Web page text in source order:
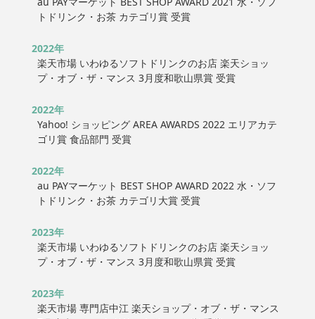
トドリンク・お茶 カテゴリ賞 受賞
2022年
楽天市場 いわゆるソフトドリンクのお店 楽天ショッ
プ・オブ・ザ・マンス 3月度和歌山県賞 受賞
2022年
Yahoo! ショッピング AREA AWARDS 2022 エリアカテ
ゴリ賞 食品部門 受賞
2022年
au PAYマーケット BEST SHOP AWARD 2022 水・ソフ
トドリンク・お茶 カテゴリ大賞 受賞
2023年
楽天市場 いわゆるソフトドリンクのお店 楽天ショッ
プ・オブ・ザ・マンス 3月度和歌山県賞 受賞
2023年
楽天市場 専門店中江 楽天ショップ・オブ・ザ・マンス